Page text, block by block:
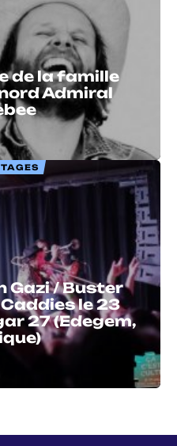
de la famille
Admiral
Gazi / Buster
le 23
27 (Edegem,